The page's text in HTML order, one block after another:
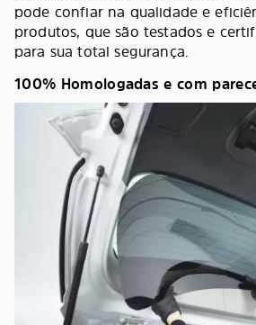
pode confiar na qualidade e
produtos, que são testados e
para sua total segurança.
100% Homologadas e com